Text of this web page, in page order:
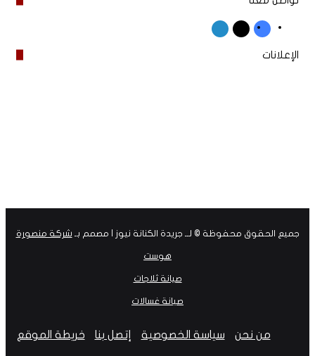
فيسبوك لينكدإن
الإعلانات
جميع الحقوق محفوظة © لــ جريدة الكنانة نيوز | مصمم بـ شركة منصورة
هوست
صيانة ثلاجات
صيانة غسالات
من نحن سياسة الخصوصية إتصل بنا خريطة الموقع